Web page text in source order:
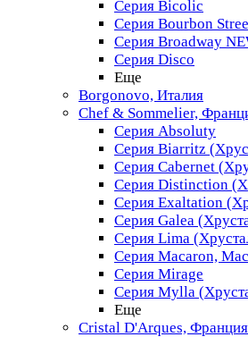
Серия Bicolic
Серия Bourbon
Серия Broadway
Серия Disco
Еще
Borgonovo, Италия
Chef & Sommelier,
Серия Absoluty
Серия Biarritz
Серия Cabernet
Серия Distinction
Серия Exaltation
Серия Galea
Серия Lima
Серия Macaron,
Серия Mirage
Серия Mylla
Еще
Cristal D'Arques,